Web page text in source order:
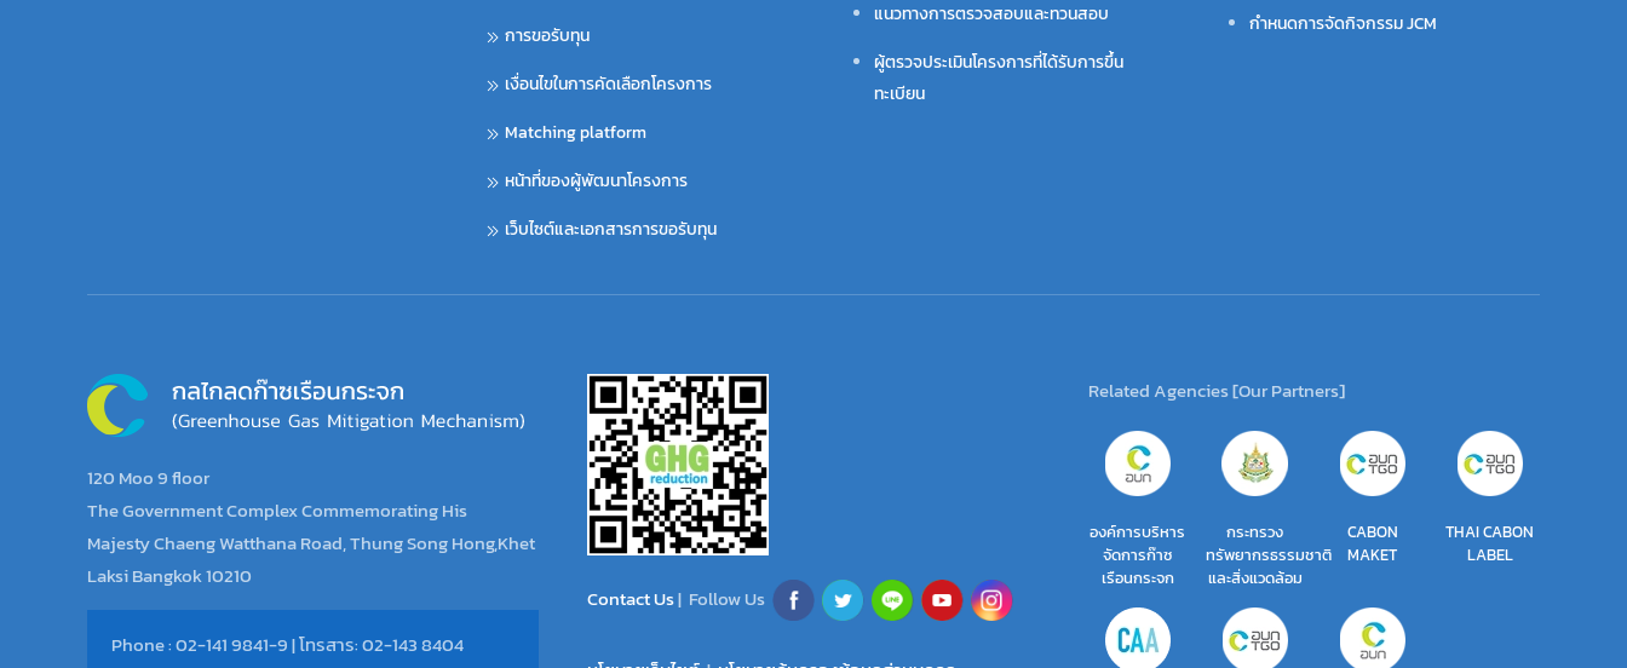
การขอรับทุน
เงื่อนไขในการคัดเลือกโครงการ
Matching platform
หน้าที่ของผู้พัฒนาโครงการ
เว็บไซต์และเอกสารการขอรับทุน
แนวทางการตรวจสอบและทวนสอบ
ผู้ตรวจประเมินโครงการที่ได้รับการขึ้น
ทะเบียน
กำหนดการจัดกิจกรรม JCM
120 Moo 9 floor
The Government Complex Commemorating His
Majesty Chaeng Watthana Road, Thung Song Hong,Khet
Laksi Bangkok 10210
Phone : 02-141 9841-9 | โทรสาร: 02-143 8404
Contact Us| Follow Us
Related Agencies [Our Partners]
องค์การบริหาร
จัดการก๊าซ
เรือนกระจก
กระทรวง
ทรัพยากรธรรมชาติ
และสิ่งแวดล้อม
CABON
MAKET
THAI CABON
LABEL